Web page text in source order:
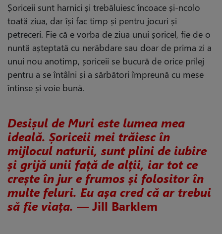
Șoriceii sunt harnici și trebăluiesc încoace și-ncolo
toată ziua, dar își fac timp și pentru jocuri și
petreceri. Fie că e vorba de ziua unui șoricel, fie de o
nuntă așteptată cu nerăbdare sau doar de prima zi a
unui nou anotimp, șoriceii se bucură de orice prilej
pentru a se întâlni și a sărbători împreună cu mese
întinse și voie bună.
Desișul de Muri este lumea mea
ideală. Șoriceii mei trăiesc în
mijlocul naturii, sunt plini de iubire
și grijă unii față de alții, iar tot ce
crește în jur e frumos și folositor în
multe feluri. Eu așa cred că ar trebui
să fie viața. — Jill Barklem